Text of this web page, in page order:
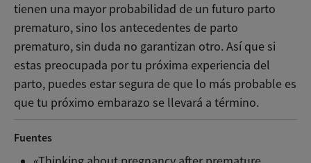
tienen una mayor probabilidad de un futuro parto
prematuro, sino los antecedentes de parto
prematuro, sin duda no garantizan otro. Así que si
estas preocupada por tu próxima experiencia del
parto, puedes estar segura de que lo más probable es
que tu próximo embarazo se llevará a término.
Fuentes